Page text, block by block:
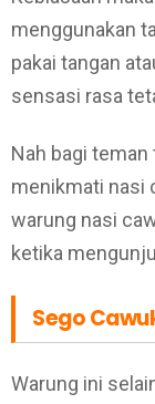
menggunakan
pakai tangan
sensasi rasa
Nah bagi
menikmati nasi
warung nasi
ketika
Sego
Warung ini